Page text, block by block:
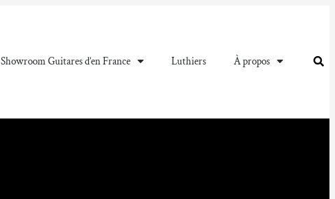
Showroom Guitares d’en France Luthiers À propos